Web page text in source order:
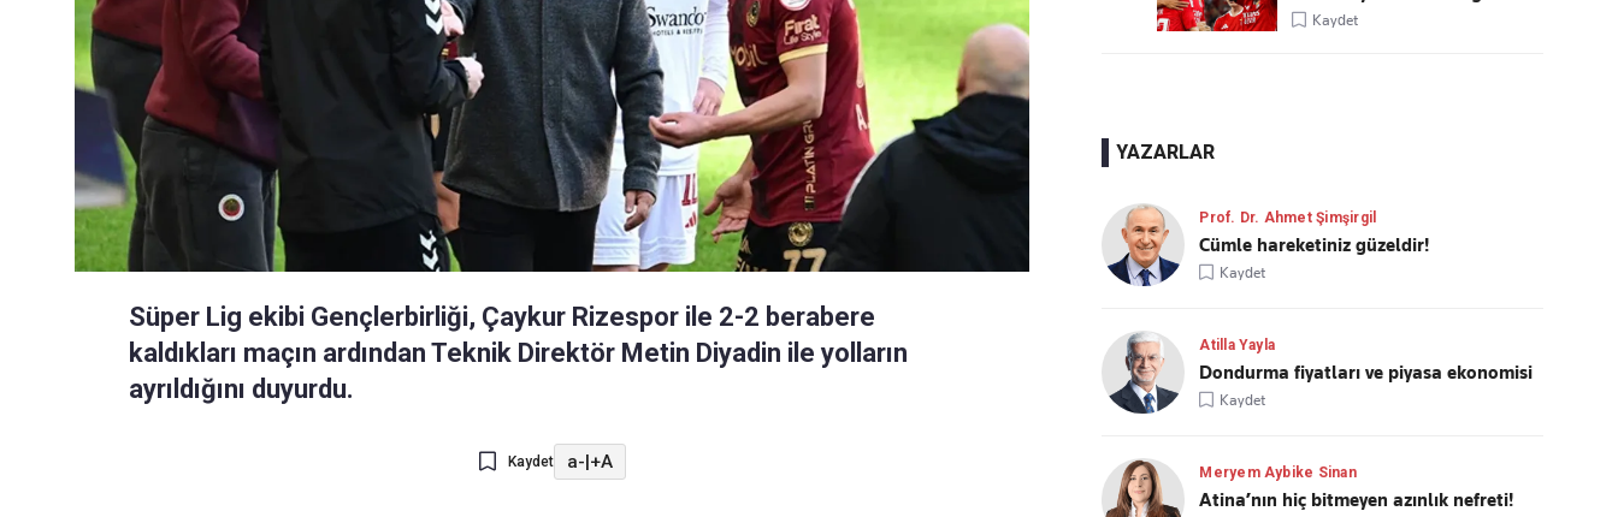
Süper Lig ekibi Gençlerbirliği, Çaykur Rizespor ile 2-2 berabere
kaldıkları maçın ardından Teknik Direktör Metin Diyadin ile yolların
ayrıldığını duyurdu.
Kaydet a-|+A
Kaydet
YAZARLAR
Prof. Dr. Ahmet Şimşirgil
Cümle hareketiniz güzeldir!
Kaydet
Atilla Yayla
Dondurma fiyatları ve piyasa ekonomisi
Kaydet
Meryem Aybike Sinan
Atina’nın hiç bitmeyen azınlık nefreti!